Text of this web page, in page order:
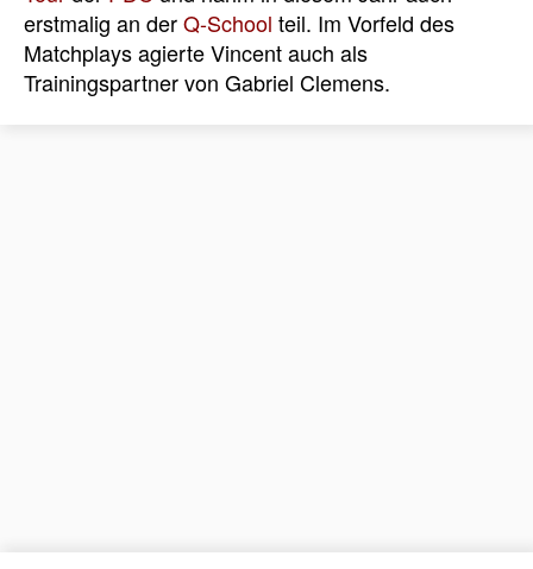
erstmalig an derQ-School teil. Im Vorfeld des
Matchplays agierte Vincent auch als
Trainingspartner von Gabriel Clemens.